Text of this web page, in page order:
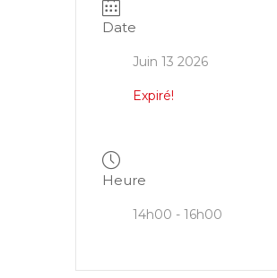
Date
Juin 13 2026
Expiré!
Heure
14h00 - 16h00